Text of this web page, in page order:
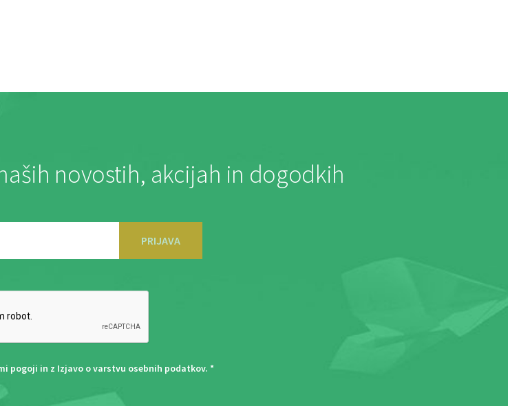
novostih, akcijah in dogodkih
PRIJAVA
pogoji in z Izjavo o varstvu osebnih podatkov. *